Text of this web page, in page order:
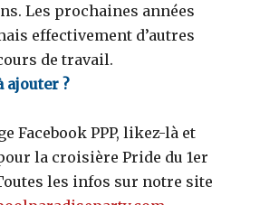
Les prochaines années
effectivement d’autres
de travail.
ajouter ?
Facebook PPP, likez-là et
la croisière Pride du 1er
les infos sur notre site